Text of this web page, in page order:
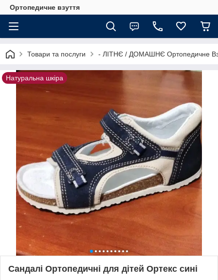
Ортопедичне взуття
Товари та послуги - ЛІТНЄ / ДОМАШНЄ Ортопедичне
Натуральна шкіра
Сандалі Ортопедичні для дітей Ортекс сині